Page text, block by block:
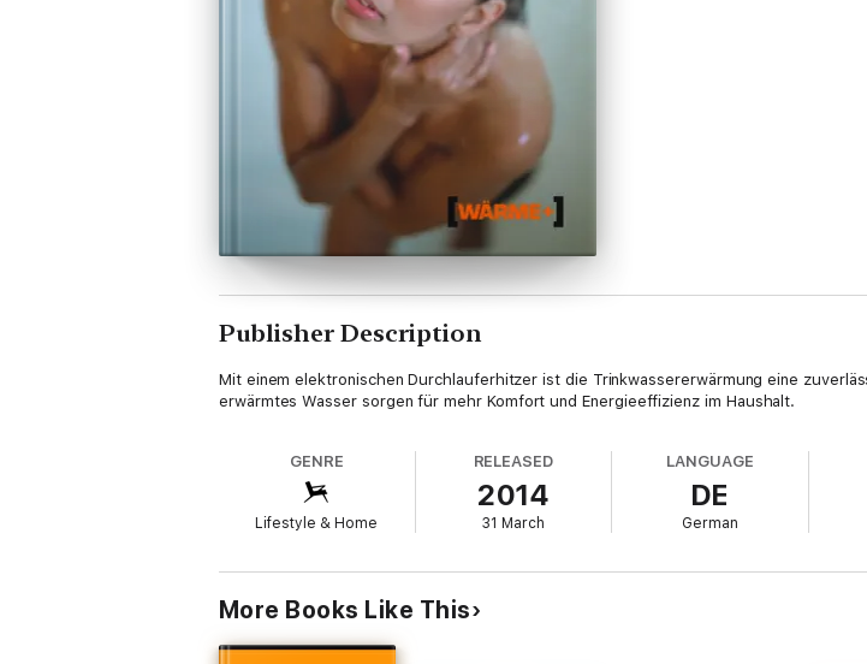
Publisher Description
Mit einem elektronischen Durchlauferhitzer ist die Trinkwassererwärmung eine
erwärmtes Wasser sorgen für mehr Komfort und Energieeffizienz im Haushalt.
GENRE
Lifestyle & Home
RELEASED
2014
31 March
LANGUAGE
DE
German
More Books Like This